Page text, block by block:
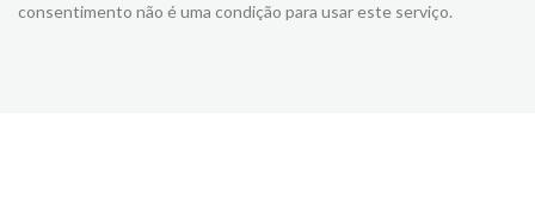
consentimento não é uma condição para usar este serviço.